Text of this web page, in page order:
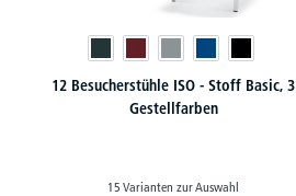
12 Besucherstühle ISO - Stoff Basic, 3
Gestellfarben
15 Varianten zur Auswahl